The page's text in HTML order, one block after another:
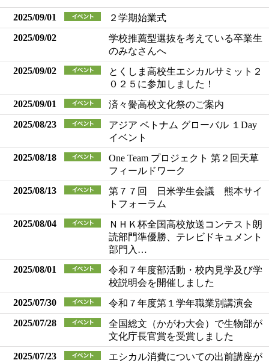
2025/09/01
２学期始業式
2025/09/02
学校推薦型選抜を考えている卒業生
のみなさんへ
2025/09/02
とくしま高校生エシカルサミット２
０２５に参加しました！
2025/09/01
済々黌高校文化祭のご案内
2025/08/23
アジア ベトナム グローバル １Day
イベント
2025/08/18
One Team プロジェクト 第２回天草
フィールドワーク
2025/08/13
第７７回 日米学生会議 熊本サイ
トフォーラム
2025/08/04
ＮＨＫ杯全国高校放送コンテスト朗
読部門準優勝、テレビドキュメント
部門入…
2025/08/01
令和７年度部活動・校内見学及び学
校説明会を開催しました
2025/07/30
令和７年度第１学年職業別講演会
2025/07/28
全国総文（かがわ大会）で生物部が
文化庁長官賞を受賞しました
2025/07/23
エシカル消費についての出前講座が